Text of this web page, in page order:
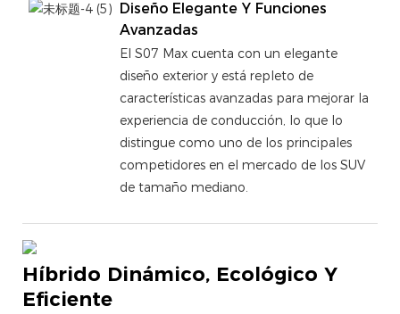
Diseño Elegante Y Funciones
Avanzadas
El S07 Max cuenta con un elegante
diseño exterior y está repleto de
características avanzadas para mejorar la
experiencia de conducción, lo que lo
distingue como uno de los principales
competidores en el mercado de los SUV
de tamaño mediano.
Híbrido Dinámico, Ecológico Y
Eficiente